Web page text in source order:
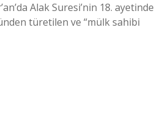
Alak Suresi’nin 18. ayetinde